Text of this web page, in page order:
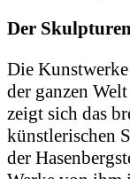
Der
Die
der ganzen
zeigt sich das
künstlerischen
der